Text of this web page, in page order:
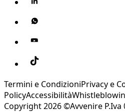
Termini e CondizioniPrivacy e
PolicyAccessibilità
Copyright 2026 ©Avvenire P.Iva